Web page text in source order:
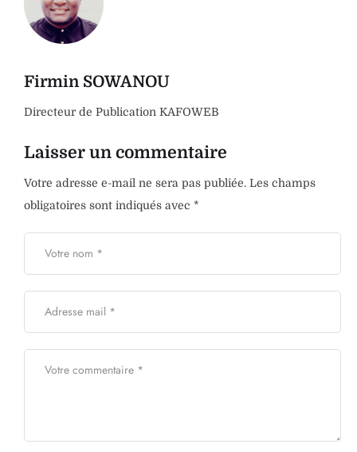
Firmin SOWANOU
Directeur de Publication KAFOWEB
Laisser un commentaire
Votre adresse e-mail ne sera pas publiée. Les champs
obligatoires sont indiqués avec *